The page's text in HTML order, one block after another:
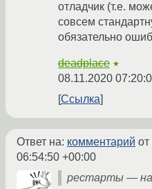
отладчик (т.е.
совсем
обязательно
deadplace ★
08.11.2020
Ссылка
Ответ на: комментарий
06:54:50 +00:00
рестарты —